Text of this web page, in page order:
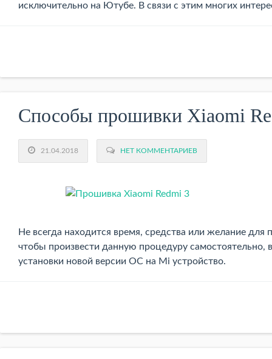
исключительно на Ютубе. В связи с этим многих
Способы прошивки Xiaomi
21.04.2018 НЕТ КОММЕНТАРИЕВ
Не всегда находится время, средства или желание
чтобы произвести данную процедуру
установки новой версии ОС на Mi устройство.